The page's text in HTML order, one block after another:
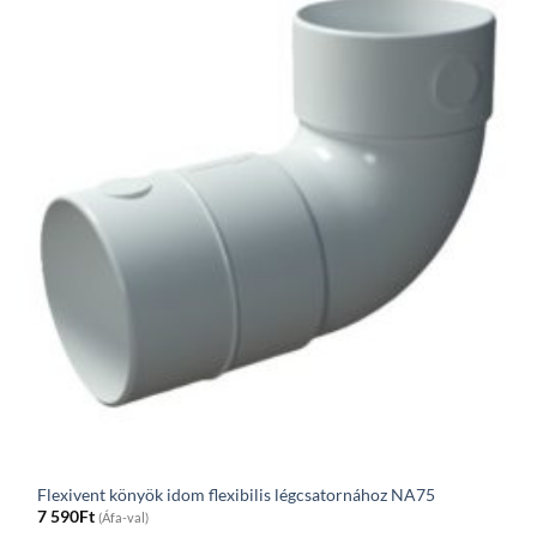
Flexivent könyök idom flexibilis légcsatornához NA75
7 590Ft (Áfa-val)